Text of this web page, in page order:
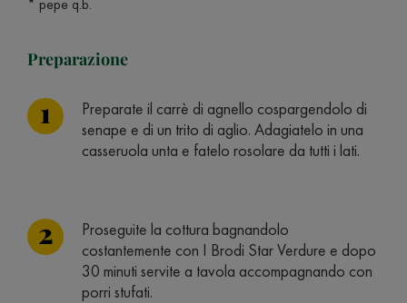
* pepe q.b.
Preparazione
Preparate il carrè di agnello cospargendolo di
senape e di un trito di aglio. Adagiatelo in una
casseruola unta e fatelo rosolare da tutti i lati.
Proseguite la cottura bagnandolo
costantemente con I Brodi Star Verdure e dopo
30 minuti servite a tavola accompagnando con
porri stufati.